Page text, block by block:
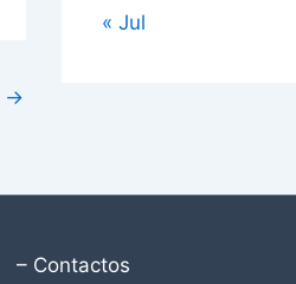
→
« Jul
– Contactos